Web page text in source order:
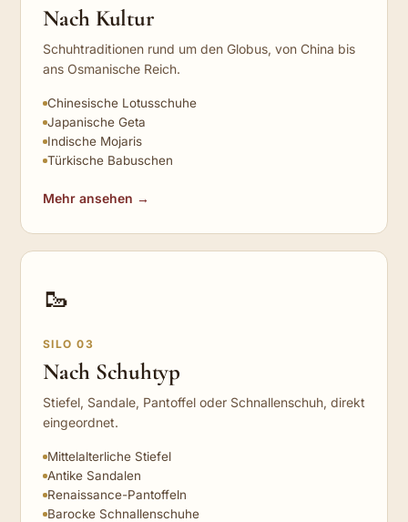
Nach Kultur
Schuhtraditionen rund um den Globus, von China bis
ans Osmanische Reich.
Chinesische Lotusschuhe
Japanische Geta
Indische Mojaris
Türkische Babuschen
Mehr ansehen →
🥾
SILO 03
Nach Schuhtyp
Stiefel, Sandale, Pantoffel oder Schnallenschuh, direkt
eingeordnet.
Mittelalterliche Stiefel
Antike Sandalen
Renaissance-Pantoffeln
Barocke Schnallenschuhe